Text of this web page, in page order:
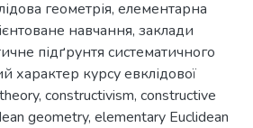
геометрія, елементарна
навчання, заклади
підґрунтя систематичного
характер курсу евклідової
, constructivism, constructive
geometry, elementary Euclidean